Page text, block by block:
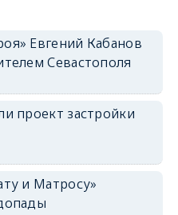
Евгений Кабанов
Севастополя
проект застройки
и Матросу»